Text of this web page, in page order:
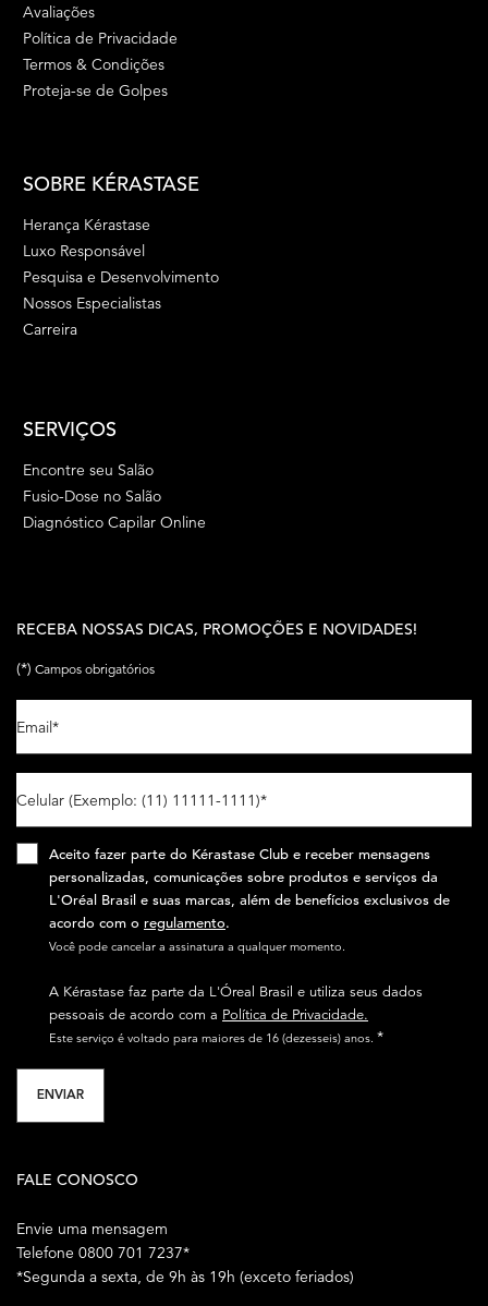
Avaliações
Política de Privacidade
Termos & Condições
Proteja-se de Golpes
SOBRE KÉRASTASE
Herança Kérastase
Luxo Responsável
Pesquisa e Desenvolvimento
Nossos Especialistas
Carreira
SERVIÇOS
Encontre seu Salão
Fusio-Dose no Salão
Diagnóstico Capilar Online
RECEBA NOSSAS DICAS, PROMOÇÕES E NOVIDADES!
(*) Campos obrigatórios
Email*
Celular (Exemplo: (11) 11111-1111)*
Aceito fazer parte do Kérastase Club e receber mensagens
personalizadas, comunicações sobre produtos e serviços da
L'Oréal Brasil e suas marcas, além de benefícios exclusivos de
acordo com o regulamento.​
Você pode cancelar a assinatura a qualquer momento.​
A Kérastase faz parte da L'Óreal Brasil e utiliza seus dados
pessoais de acordo com a Política de Privacidade.
Este serviço é voltado para maiores de 16 (dezesseis) anos. *
ENVIAR
FALE CONOSCO
Envie uma mensagem
Telefone 0800 701 7237*
*Segunda a sexta, de 9h às 19h (exceto feriados)